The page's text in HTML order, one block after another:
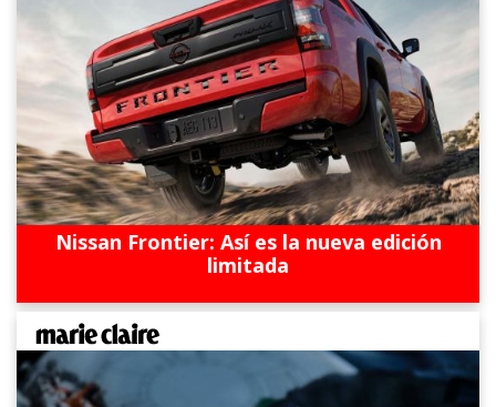
Nissan Frontier: Así es la nueva edición
limitada